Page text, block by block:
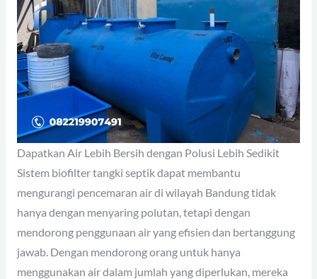
Dapatkan Air Lebih Bersih dengan Polusi Lebih Sedikit
Sistem biofilter tangki septik dapat membantu
mengurangi pencemaran air di wilayah Bandung tidak
hanya dengan menyaring polutan, tetapi dengan
mendorong penggunaan air yang efisien dan bertanggung
jawab. Dengan mendorong orang untuk hanya
menggunakan air dalam jumlah yang diperlukan, mereka